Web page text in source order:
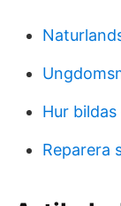
Hur
Reparera